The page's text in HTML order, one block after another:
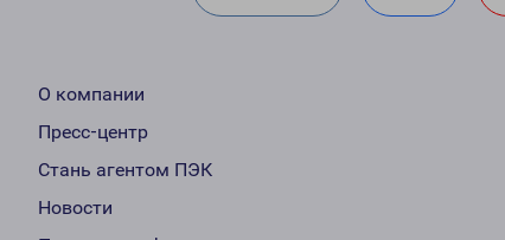
О компании
Пресс-центр
Стань агентом ПЭК
Новости